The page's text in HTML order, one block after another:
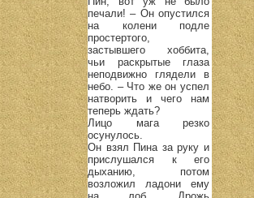
печали! – Он опустился
на колени подле
простертого,
застывшего хоббита,
чьи раскрытые глаза
неподвижно глядели в
небо. – Что же он успел
натворить и чего нам
теперь ждать?
Лицо мага резко
осунулось.
Он взял Пина за руку и
прислушался к его
дыханию, потом
возложил ладони ему